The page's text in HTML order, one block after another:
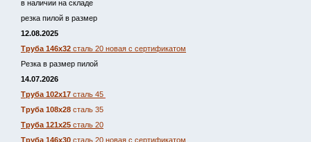
в наличии на складе
резка пилой в размер
12.08.2025
Труба 146х32 сталь 20 новая с сертификатом
Резка в размер пилой
14.07.2026
Труба 102х17 сталь 45
Труба 108х28 сталь 35
Труба 121х25 сталь 20
Труба 146х30 сталь 20 новая с сертификатом